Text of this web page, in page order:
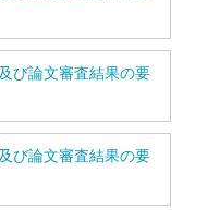
び論文審査結果の要
び論文審査結果の要